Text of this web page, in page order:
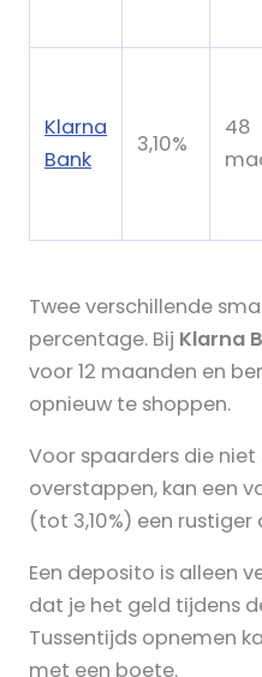
Klarna
Bank
3,10%
48
Twee verschillende
percentage. Bij Klarna
voor 12 maanden en
opnieuw te shoppen.
Voor spaarders die niet
overstappen, kan een
(tot 3,10%) een
Een deposito is alleen
dat je het geld tijdens
Tussentijds opnemen
met een boete.